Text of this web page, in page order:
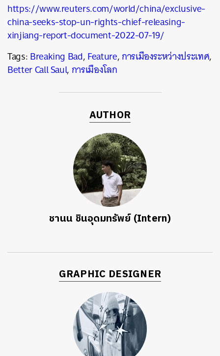
https://www.reuters.com/world/china/exclusive-
china-seeks-stop-un-rights-chief-releasing-
xinjiang-report-document-2022-07-19/
Tags:Breaking Bad,Feature,การเมืองระหว่างประเทศ,
Better Call Saul,การเมืองโลก
AUTHOR
ชานน ชินอุดมทรัพย์ (Intern)
GRAPHIC DESIGNER